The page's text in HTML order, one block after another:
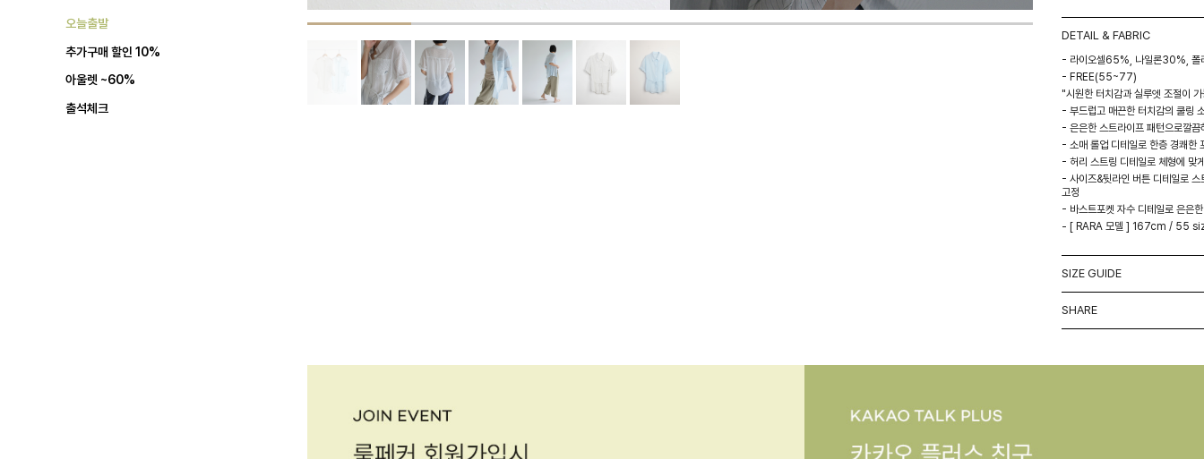
오늘출발
추가구매 할인 10%
아울렛 ~60%
출석체크
DETAIL & FABRIC
- 라이오셀65%, 나일론30%, 폴
- FREE(55~77)
"시원한 터치감과 실루엣 조절이
- 부드럽고 매끈한 터치감의 쿨링
- 은은한 스트라이프 패턴으로깔끔
- 소매 롤업 디테일로 한층 경쾌한
- 허리 스트링 디테일로 체형에 맞
- 사이즈&뒷라인 버튼 디테일로 스
고정
- 바스트포켓 자수 디테일로 은은
- [ RARA 모델 ] 167cm / 55
SIZE GUIDE
SHARE